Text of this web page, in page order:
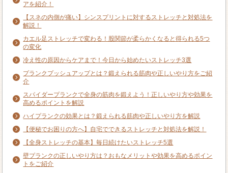
アを紹介！
【スネの内側が痛い】シンスプリントに対するストレッチと対処法を
解説！
カエル足ストレッチで変わる！股関節が柔らかくなると得られる5つ
の変化
冷え性の原因からケアまで！今日から始めたいストレッチ3選
プランクプッシュアップとは？鍛えられる筋肉や正しいやり方をご紹
介
スパイダープランクで全身の筋肉を鍛えよう！正しいやり方や効果を
高めるポイントを解説
ハイプランクの効果とは？鍛えられる筋肉や正しいやり方を解説
【便秘でお困りの方へ】自宅でできるストレッチと対処法を解説！
【全身ストレッチの基本】毎日続けたいストレッチ5選
壁プランクの正しいやり方は？おもなメリットや効果を高めるポイン
トをご紹介